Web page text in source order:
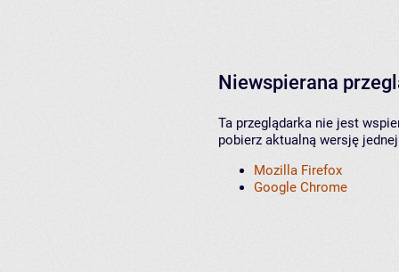
Niewspierana
Ta przeglądarka nie jest
pobierz aktualną wersję
Mozilla Firefox
Google Chrome